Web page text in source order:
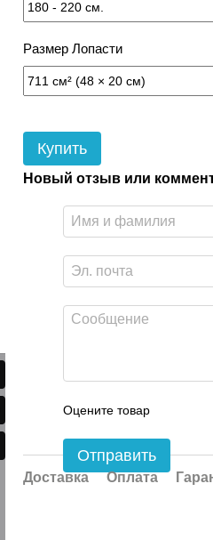
Размер Лопасти
Купить
Новый отзыв или
Оцените товар
Отправить
Доставка Оплата